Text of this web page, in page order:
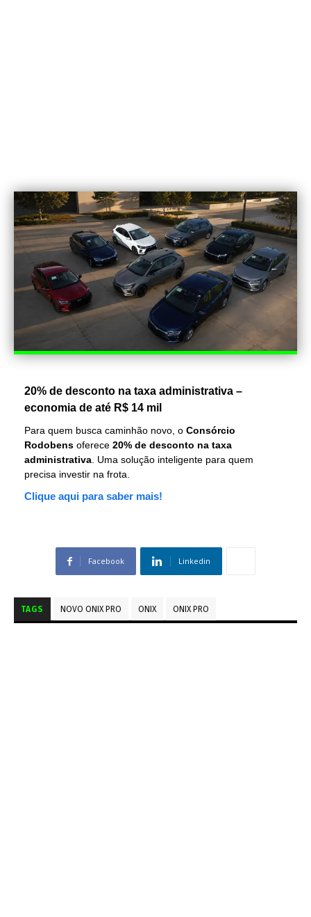
20% de desconto na taxa administrativa –
economia de até R$ 14 mil
Para quem busca caminhão novo, o Consórcio
Rodobens oferece 20% de desconto na taxa
administrativa. Uma solução inteligente para quem
precisa investir na frota.
Clique aqui para saber mais!
Facebook Linkedin
TAGS NOVO ONIX PRO ONIX ONIX PRO